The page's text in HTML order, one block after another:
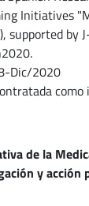
Initiatives
supported by
Dic/2020
de la
y acción